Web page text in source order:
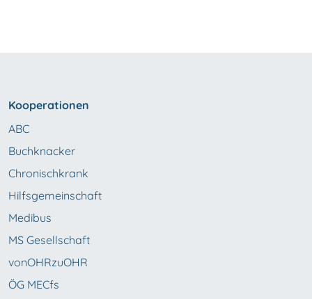
Kooperationen
ABC
Buchknacker
Chronischkrank
Hilfsgemeinschaft
Medibus
MS Gesellschaft
vonOHRzuOHR
ÖG MECfs